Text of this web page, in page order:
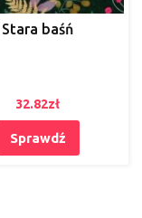
Stara baśń
32.82zł
Sprawdź